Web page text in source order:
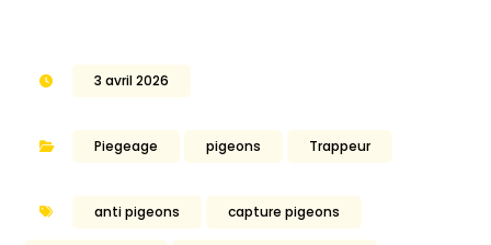
3 avril 2026
Piegeage pigeons Trappeur
anti pigeons capture pigeons